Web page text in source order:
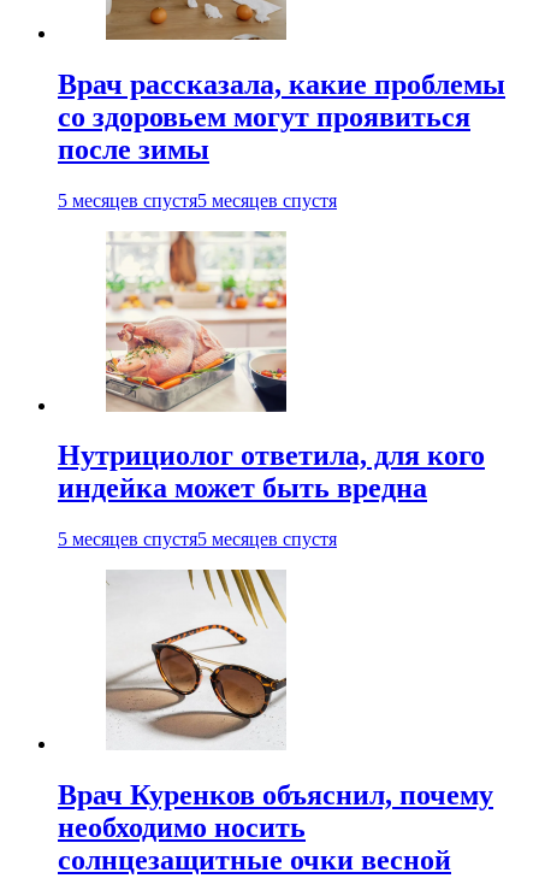
Врач рассказала, какие проблемы
со здоровьем могут проявиться
после зимы
5 месяцев спустя5 месяцев спустя
Нутрициолог ответила, для кого
индейка может быть вредна
5 месяцев спустя5 месяцев спустя
Врач Куренков объяснил, почему
необходимо носить
солнцезащитные очки весной